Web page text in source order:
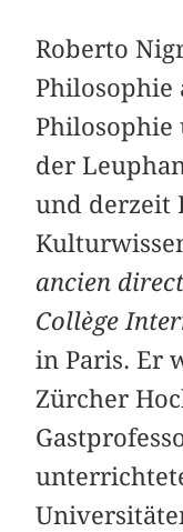
Roberto
Philosophie
der
und derzeit
ancien
Collège
in Paris. Er
Zürcher